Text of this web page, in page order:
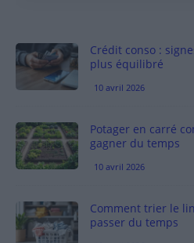
Crédit conso :
plus équilibré
10 avril 2026
Potager en carré
gagner du temps
10 avril 2026
Comment trier le
passer du temps